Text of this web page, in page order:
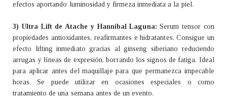
efectos aportando luminosidad y firmeza inmediata a la piel.
3) Ultra Lift de Atache y Hannibal Laguna: Serum tensor con
propiedades antioxidantes, reafirmantes e hidratantes. Consigue un
efecto lifting inmediato gracias al ginseng siberiano reduciendo
arrugas y líneas de expresión, borrando los signos de fatiga. Ideal
para aplicar antes del maquillaje para que permanezca impecable
horas. Se puede utilizar en ocasiones especiales o como
tratamiento de una semana antes de un evento.